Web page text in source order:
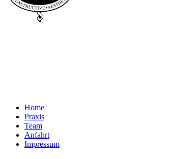
Home
Praxis
Team
Anfahrt
Impressum